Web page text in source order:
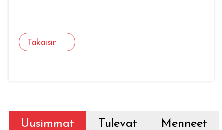
Takaisin
Uusimmat Tulevat Menneet